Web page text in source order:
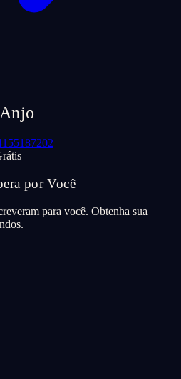
155187202
por Você
para você. Obtenha sua